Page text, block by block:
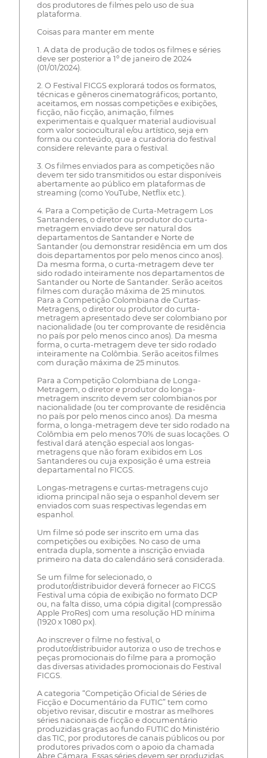
dos produtores de filmes pelo uso de sua
plataforma.
Coisas para manter em mente
1. A data de produção de todos os filmes e séries
deve ser posterior a 1º de janeiro de 2024
(01/01/2024).
2. O Festival FICGS explorará todos os formatos,
técnicas e gêneros cinematográficos; portanto,
aceitamos, em nossas competições e exibições,
ficção, não ficção, animação, filmes
experimentais e qualquer material audiovisual
com valor sociocultural e/ou artístico, seja em
forma ou conteúdo, que a curadoria do festival
considere relevante para o festival.
3. Os filmes enviados para as competições não
devem ter sido transmitidos ou estar disponíveis
abertamente ao público em plataformas de
streaming (como YouTube, Netflix etc.).
4. Para a Competição de Curta-Metragem Los
Santanderes, o diretor ou produtor do curta-
metragem enviado deve ser natural dos
departamentos de Santander e Norte de
Santander (ou demonstrar residência em um dos
dois departamentos por pelo menos cinco anos).
Da mesma forma, o curta-metragem deve ter
sido rodado inteiramente nos departamentos de
Santander ou Norte de Santander. Serão aceitos
filmes com duração máxima de 25 minutos.
Para a Competição Colombiana de Curtas-
Metragens, o diretor ou produtor do curta-
metragem apresentado deve ser colombiano por
nacionalidade (ou ter comprovante de residência
no país por pelo menos cinco anos). Da mesma
forma, o curta-metragem deve ter sido rodado
inteiramente na Colômbia. Serão aceitos filmes
com duração máxima de 25 minutos.
Para a Competição Colombiana de Longa-
Metragem, o diretor e produtor do longa-
metragem inscrito devem ser colombianos por
nacionalidade (ou ter comprovante de residência
no país por pelo menos cinco anos). Da mesma
forma, o longa-metragem deve ter sido rodado na
Colômbia em pelo menos 70% de suas locações. O
festival dará atenção especial aos longas-
metragens que não foram exibidos em Los
Santanderes ou cuja exposição é uma estreia
departamental no FICGS.
Longas-metragens e curtas-metragens cujo
idioma principal não seja o espanhol devem ser
enviados com suas respectivas legendas em
espanhol.
Um filme só pode ser inscrito em uma das
competições ou exibições. No caso de uma
entrada dupla, somente a inscrição enviada
primeiro na data do calendário será considerada.
Se um filme for selecionado, o
produtor/distribuidor deverá fornecer ao FICGS
Festival uma cópia de exibição no formato DCP
ou, na falta disso, uma cópia digital (compressão
Apple ProRes) com uma resolução HD mínima
(1920 x 1080 px).
Ao inscrever o filme no festival, o
produtor/distribuidor autoriza o uso de trechos e
peças promocionais do filme para a promoção
das diversas atividades promocionais do Festival
FICGS.
A categoria “Competição Oficial de Séries de
Ficção e Documentário da FUTIC” tem como
objetivo revisar, discutir e mostrar as melhores
séries nacionais de ficção e documentário
produzidas graças ao fundo FUTIC do Ministério
das TIC, por produtores de canais públicos ou por
produtores privados com o apoio da chamada
Abre Cámara. Essas séries devem ser produzidas